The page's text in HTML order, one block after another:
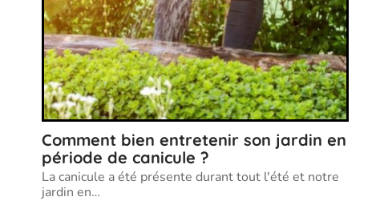
Comment bien entretenir son jardin en
période de canicule ?
La canicule a été présente durant tout l'été et notre
jardin en…